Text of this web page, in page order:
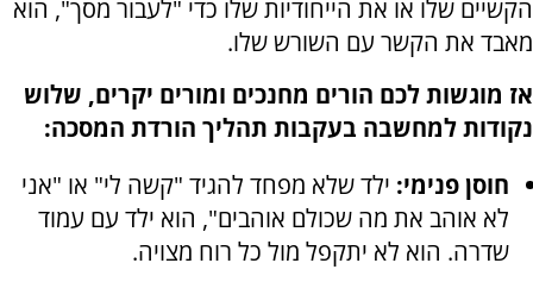
הקשיים שלו או את הייחודיות שלו כדי "לעבור מסך", הוא
מאבד את הקשר עם השורש שלו.
אז מוגשות לכם הורים מחנכים ומורים יקרים, שלוש
נקודות למחשבה בעקבות תהליך הורדת המסכה:
חוסן פנימי: ילד שלא מפחד להגיד "קשה לי" או "אני
לא אוהב את מה שכולם אוהבים", הוא ילד עם עמוד
שדרה. הוא לא יתקפל מול כל רוח מצויה.